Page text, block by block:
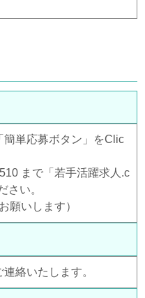
簡単応募ボタン」をClic
まで「若手活躍求人.c
さい。
願いします）
絡いたします。